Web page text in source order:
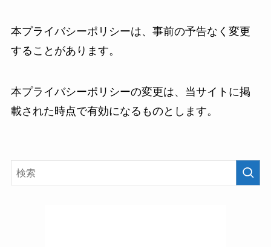
本プライバシーポリシーは、事前の予告なく変更
することがあります。
本プライバシーポリシーの変更は、当サイトに掲
載された時点で有効になるものとします。